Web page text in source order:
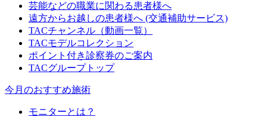
芸能などの職業に関わる患者様へ
遠方からお越しの患者様へ (交通補助サービス)
TACチャンネル（動画一覧）
TACモデルコレクション
ポイント付き診察券のご案内
TACグループトップ
今月のおすすめ施術
モニターとは？